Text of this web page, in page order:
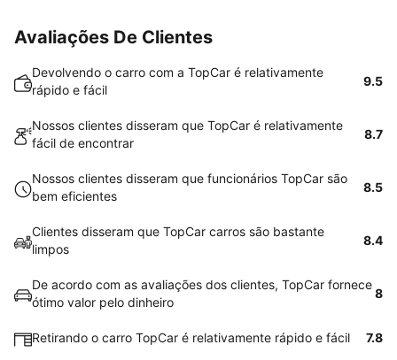
Avaliações De Clientes
Devolvendo o carro com a TopCar é relativamente
rápido e fácil
9.5
Nossos clientes disseram que TopCar é relativamente
fácil de encontrar
8.7
Nossos clientes disseram que funcionários TopCar são
bem eficientes
8.5
Clientes disseram que TopCar carros são bastante
limpos
8.4
De acordo com as avaliações dos clientes, TopCar fornece
ótimo valor pelo dinheiro
8
Retirando o carro TopCar é relativamente rápido e fácil 7.8